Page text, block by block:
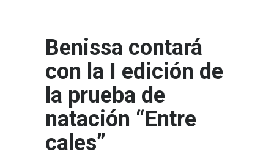
Benissa contará
con la I edición de
la prueba de
natación “Entre
cales”